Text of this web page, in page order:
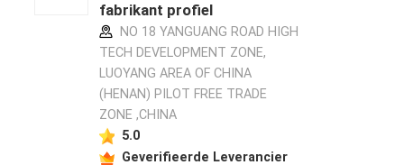
fabrikant profiel
NO 18 YANGUANG ROAD HIGH
TECH DEVELOPMENT ZONE,
LUOYANG AREA OF CHINA
(HENAN) PILOT FREE TRADE
ZONE ,CHINA
5.0
Geverifieerde Leverancier